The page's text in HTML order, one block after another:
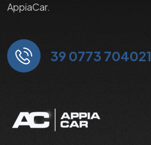
AppiaCar.
39 0773 704021